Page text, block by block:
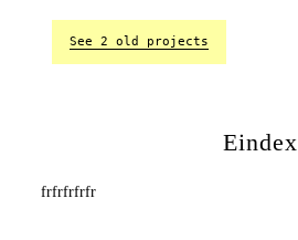
See 2 old projects
frfrfrfrfr